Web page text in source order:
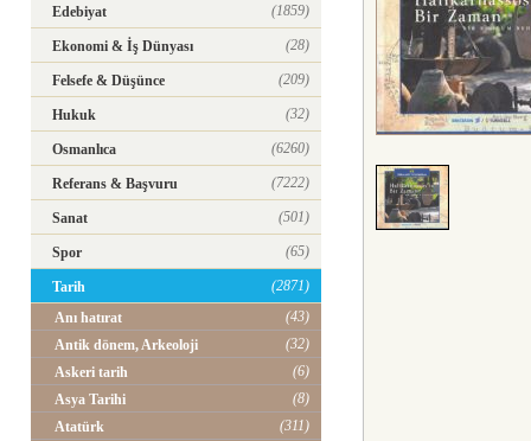
Edebiyat (1859)
Ekonomi & İş Dünyası (28)
Felsefe & Düşünce (209)
Hukuk (32)
Osmanlıca (6260)
Referans & Başvuru (7222)
Sanat (501)
Spor (65)
Tarih
(2871)
Anı hatırat
(43)
Antik dönem, Arkeoloji
(32)
Askeri tarih
(6)
Asya Tarihi
(8)
Atatürk
(311)